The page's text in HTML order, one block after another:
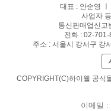
대표 : 안순영
사업자
통신판매업신고
전화 : 02-
주소 : 서울시 강서구 강
COPYRIGHT(C)하이웰 공식
이메일 :